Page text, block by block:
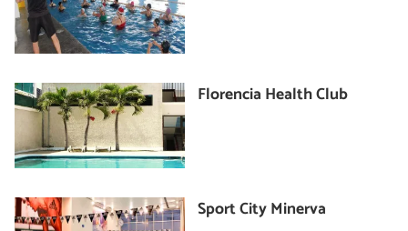
Florencia Health Club
Sport City Minerva